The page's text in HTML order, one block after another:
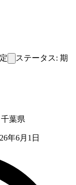
ステータス: 期
葉県
年6月1日